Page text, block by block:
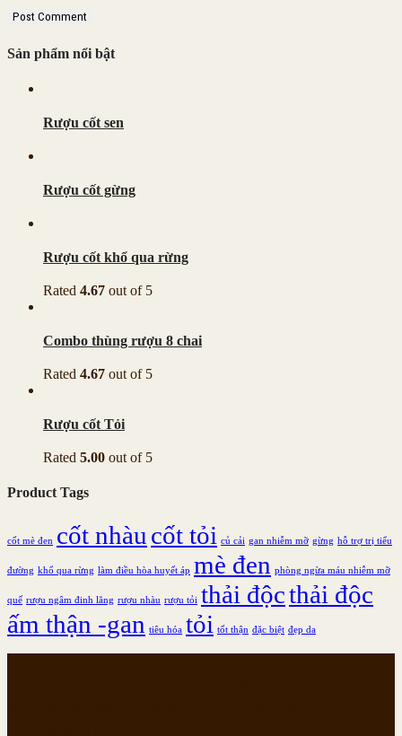
Sản phẩm nổi bật
Rượu cốt sen
Rượu cốt gừng
Rượu cốt khổ qua rừng
Rated 4.67 out of 5
Combo thùng rượu 8 chai
Rated 4.67 out of 5
Rượu cốt Tỏi
Rated 5.00 out of 5
Product Tags
cốt mè đen cốt nhàu cốt tỏi củ cải gan nhiễm mỡ gừng hỗ trợ trị tiểu
đường khổ qua rừng làm điều hòa huyết áp mè đen phòng ngừa máu nhiễm mỡ
quế rượu ngâm đinh lăng rượu nhàu rượu tỏi thải độcthải độc
ấm thận -gan tiêu hóa tỏi tốt thận đặc biệt đẹp da